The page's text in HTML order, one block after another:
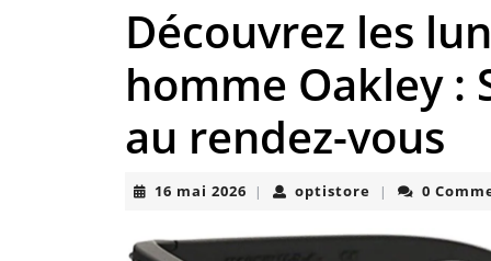
Découvrez les
homme Oakley :
au rendez-vous
16 mai 2026 16
2026
| optistore optistore
| 0